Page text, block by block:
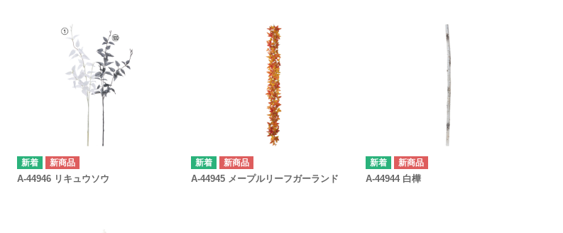
新商品
A-44946 リキュウソウ
新商品
A-44945 メープルリーフガーランド
新商品
A-44944 白樺